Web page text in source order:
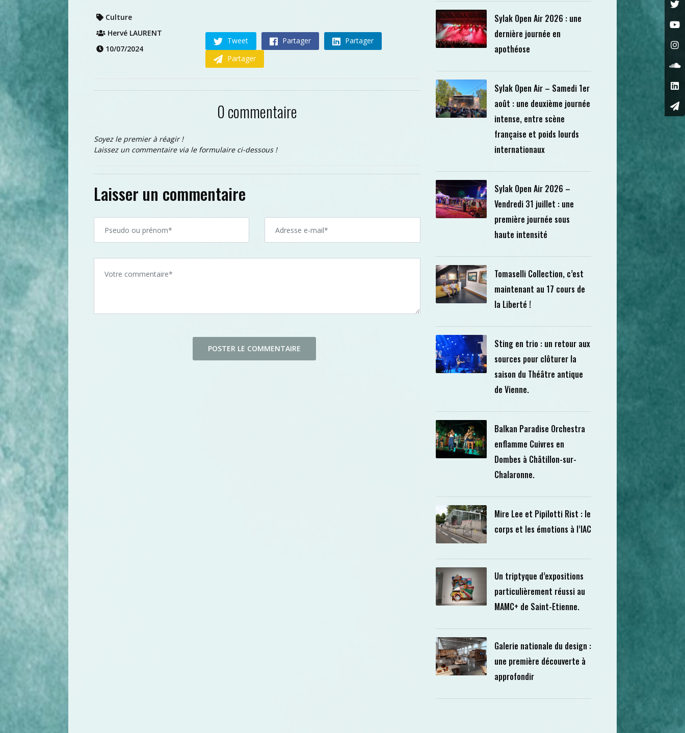
Culture
Hervé LAURENT
10/07/2024
Tweet Partager
Partager
Partager
0 commentaire
Soyez le premier à réagir !
Laissez un commentaire via le formulaire ci-dessous !
Laisser un commentaire
Sylak Open Air 2026 : une
dernière journée en
apothéose
Sylak Open Air – Samedi 1er
août : une deuxième journée
intense, entre scène
française et poids lourds
internationaux
Sylak Open Air 2026 –
Vendredi 31 juillet : une
première journée sous
haute intensité
Tomaselli Collection, c’est
maintenant au 17 cours de
la Liberté !
Sting en trio : un retour aux
sources pour clôturer la
saison du Théâtre antique
de Vienne.
Balkan Paradise Orchestra
enflamme Cuivres en
Dombes à Châtillon-sur-
Chalaronne.
Mire Lee et Pipilotti Rist : le
corps et les émotions à l’IAC
Un triptyque d’expositions
particulièrement réussi au
MAMC+ de Saint-Etienne.
Galerie nationale du design :
une première découverte à
approfondir